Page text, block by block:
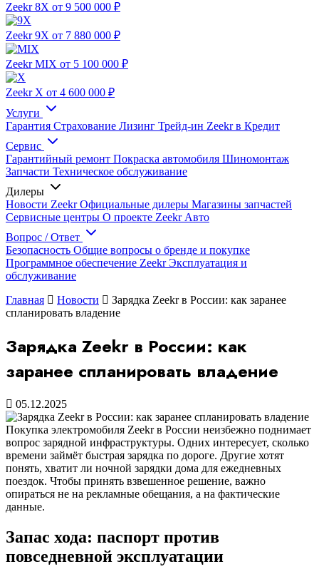
Zeekr 8X от 9 500 000 ₽
Zeekr 9X от 7 880 000 ₽
Zeekr MIX от 5 100 000 ₽
Zeekr X от 4 600 000 ₽
Услуги
Гарантия Страхование Лизинг Трейд-ин Zeekr в Кредит
Сервис
Гарантийный ремонт Покраска автомобиля Шиномонтаж
Запчасти Техническое обслуживание
Дилеры
Новости ZeekrОфициальные дилеры Магазины запчастей
Сервисные центры О проекте Zeekr Авто
Вопрос / Ответ
Безопасность Общие вопросы о бренде и покупке
Программное обеспечение ZeekrЭксплуатация и
обслуживание
Главная
Новости
Зарядка Zeekr в России: как заранее
спланировать владение
Зарядка Zeekr в России: как
заранее спланировать владение
05.12.2025
Покупка электромобиля Zeekr в России неизбежно поднимает
вопрос зарядной инфраструктуры. Одних интересует, сколько
времени займёт быстрая зарядка по дороге. Другие хотят
понять, хватит ли ночной зарядки дома для ежедневных
поездок. Чтобы принять взвешенное решение, важно
опираться не на рекламные обещания, а на фактические
данные.
Запас хода: паспорт против
повседневной эксплуатации